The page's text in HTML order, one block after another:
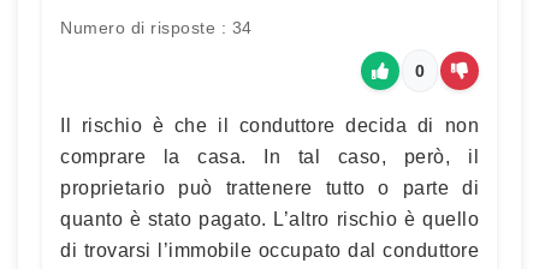
Numero di risposte : 34
0
Il rischio è che il conduttore decida di non
comprare la casa. In tal caso, però, il
proprietario può trattenere tutto o parte di
quanto è stato pagato. L’altro rischio è quello
di trovarsi l’immobile occupato dal conduttore